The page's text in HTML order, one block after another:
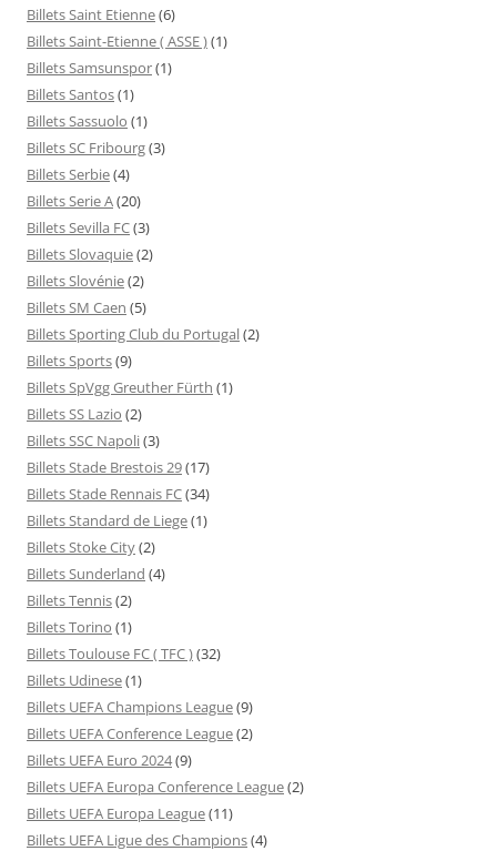
Billets Saint Etienne(6)
Billets Saint-Etienne ( ASSE )(1)
Billets Samsunspor(1)
Billets Santos(1)
Billets Sassuolo (1)
Billets SC Fribourg(3)
Billets Serbie(4)
Billets Serie A(20)
Billets Sevilla FC(3)
Billets Slovaquie(2)
Billets Slovénie(2)
Billets SM Caen (5)
Billets Sporting Club du Portugal(2)
Billets Sports(9)
Billets SpVgg Greuther Fürth (1)
Billets SS Lazio (2)
Billets SSC Napoli(3)
Billets Stade Brestois 29(17)
Billets Stade Rennais FC(34)
Billets Standard de Liege(1)
Billets Stoke City(2)
Billets Sunderland (4)
Billets Tennis(2)
Billets Torino (1)
Billets Toulouse FC ( TFC )(32)
Billets Udinese(1)
Billets UEFA Champions League(9)
Billets UEFA Conference League(2)
Billets UEFA Euro 2024(9)
Billets UEFA Europa Conference League(2)
Billets UEFA Europa League(11)
Billets UEFA Ligue des Champions(4)